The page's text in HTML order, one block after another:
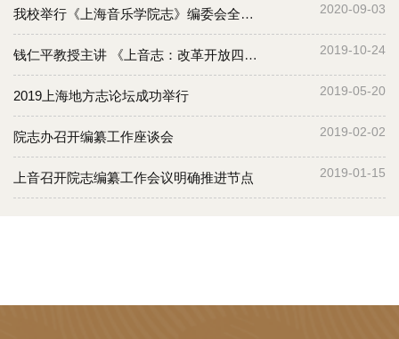
我校举行《上海音乐学院志》编委会全体会议 2020-09-03
钱仁平教授主讲 《上音志：改革开放四十年》 2019-10-24
2019上海地方志论坛成功举行 2019-05-20
院志办召开编纂工作座谈会 2019-02-02
上音召开院志编纂工作会议明确推进节点 2019-01-15